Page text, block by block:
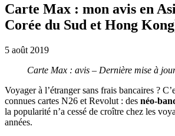
Carte Max : mon avis en
Corée du Sud et Hong
5 août 2019
Carte Max : avis – Dernière mise à
Voyager à l’étranger sans frais bancaires ?
connues cartes N26 et Revolut : des néo-
la popularité n’a cessé de croître chez les
années.